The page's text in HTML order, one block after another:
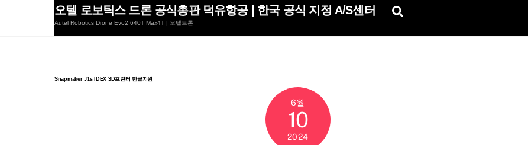
오텔 로보틱스 드론 공식총판 덕유항공 | 한국 공식 지정 A/S센터
Autel Robotics Drone Evo2 640T Max4T | 오텔드론
Snapmaker J1s IDEX 3D프린터 한글지원
6월
10
2024